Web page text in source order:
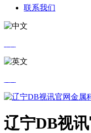
联系我们
辽宁DB视